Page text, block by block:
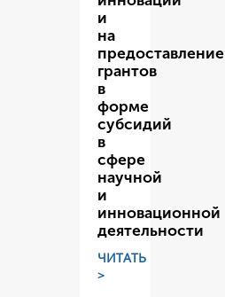
и
на
предоставление
грантов
в
форме
субсидий
в
сфере
научной
и
инновационной
деятельности
ЧИТАТЬ
>